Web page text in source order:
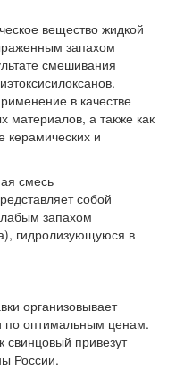
вещество жидкой
запахом
смешивания
в качестве
материалов, а также как
керамических и
смесь
собой
запахом
гидролизующуюся в
организовывает
по оптимальным ценам.
свинцовый привезут
России.